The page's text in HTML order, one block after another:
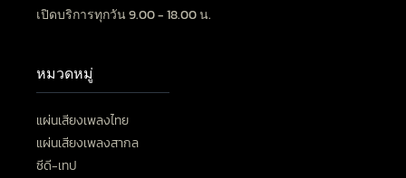
เปิดบริการทุกวัน 9.00 - 18.00 น.
หมวดหมู่
แผ่นเสียงเพลงไทย
แผ่นเสียงเพลงสากล
ซีดี-เทป